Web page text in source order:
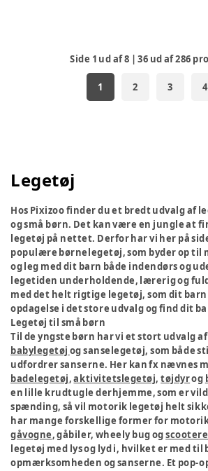
Side 1 ud af8 |36 ud af286
1 2 3 4
Legetøj
Hos Pixizoo finder du et bredt udvalg af
og små børn. Det kan være en jungle at
legetøj på nettet. Derfor har vi her på
populære børnelegetøj, som byder op til
og leg med dit barn både indendørs og
legetiden underholdende, lærerig og
med det helt rigtige legetøj, som dit barn
opdagelse i det store udvalg og find dit
Legetøj til små børn
Til de yngste børn har vi et stort udvalg
babylegetøj og sanselegetøj, som både
udfordrer sanserne. Her kan fx nævnes
badelegetøj,aktivitetslegetøj,tøjdyrog
en lille krudtugle derhjemme, som er
spænding, så vil motorik legetøj helt
har mange forskellige former for
gåvogne, gåbiler, wheely bug ogscootere
legetøj med lys og lyd i, hvilket er med til
opmærksomheden og sanserne. Et pop-